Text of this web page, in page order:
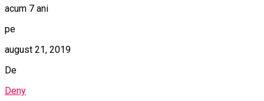
acum 7 ani
pe
august 21, 2019
De
Deny